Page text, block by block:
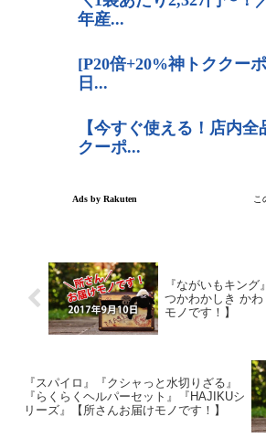
『ながいもキング
つかわかしき か
モノです！】
『スパイロ』『クシャっと水切りざる』
『らくらくヘルパーセット』『HAJIKUシ
リーズ』【所さんお届けモノです！】